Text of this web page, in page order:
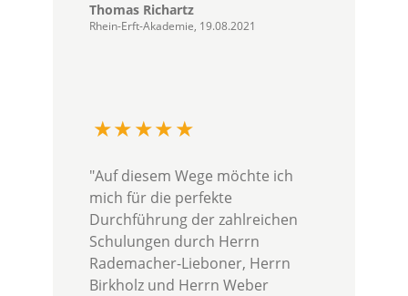
Thomas Richartz
Rhein-Erft-Akademie, 19.08.2021
"Auf diesem Wege möchte ich
mich für die perfekte
Durchführung der zahlreichen
Schulungen durch Herrn
Rademacher-Lieboner, Herrn
Birkholz und Herrn Weber